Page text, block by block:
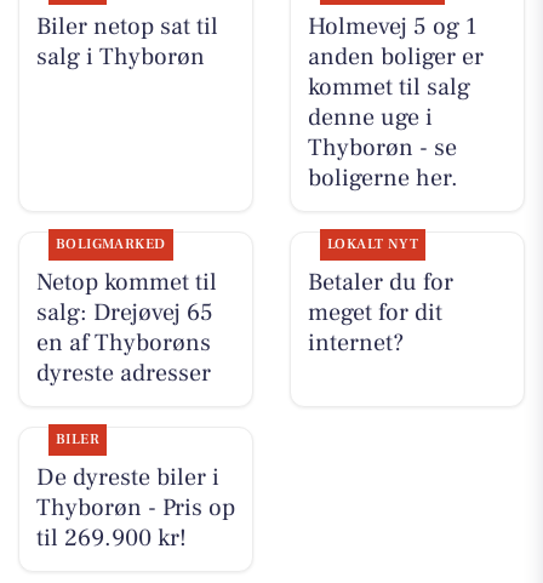
Biler netop sat til
salg i Thyborøn
Holmevej 5 og 1
anden boliger er
kommet til salg
denne uge i
Thyborøn - se
boligerne her.
BOLIGMARKED
Netop kommet til
salg: Drejøvej 65
en af Thyborøns
dyreste adresser
LOKALT NYT
Betaler du for
meget for dit
internet?
BILER
De dyreste biler i
Thyborøn - Pris op
til 269.900 kr!